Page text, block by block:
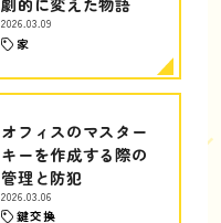
2026.03.09
家
オフィスのマスター
キーを作成する際の
管理と防犯
2026.03.06
鍵交換